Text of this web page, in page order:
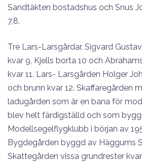
Sandtäkten bostadshus och Snus
7,8.
Tre Lars-Larsgårdar, Sigvard
kvar 9, Kjells borta 10 och
kvar 11. Lars- Larsgården Holger
och brunn kvar 12. Skaffaregården
ladugården som är en bana för
blev helt färdigställd och som
Modellsegelflygklubb i början av
Bygdegården byggd av Häggums
Skattegården vissa grundrester